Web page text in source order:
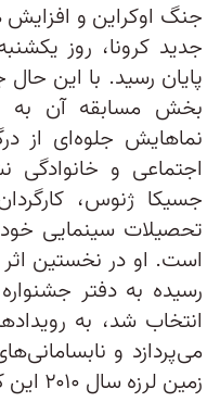
جنگ اوکراین و افزایش
جدید کرونا، روز
بخش مسابقه آن به
نماهایش جلوه‌ای از
اجتماعی و خانوادگی
تحصیلات سینمایی خود
رسیده به دفتر
می‌پردازد و
زمین ‌لرزه‌ سال ۲۰۱۰ این کشور را بررسی می‌کند.